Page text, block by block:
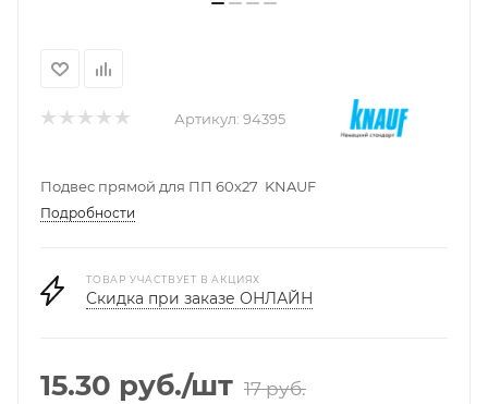
Артикул: 94395
Подвес прямой для ПП 60х27 KNAUF
Подробности
ТОВАР УЧАСТВУЕТ В АКЦИЯХ
Скидка при заказе ОНЛАЙН
15.30 руб./шт 17руб.